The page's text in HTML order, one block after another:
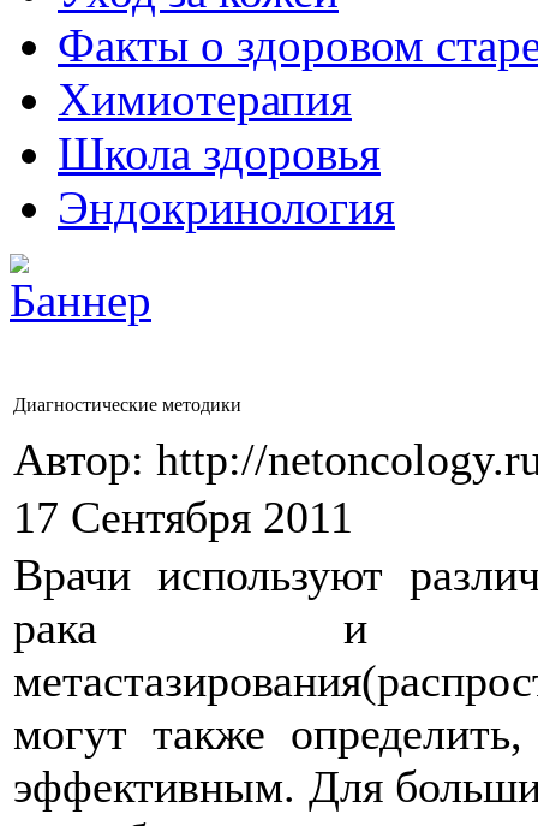
Факты о здоровом
Химиoтерапия
Школа здоровья
Эндокринология
Диагностические методики
Автор: http://
17 Сентября 2011
Врачи используют
рака и
могут также
эффективным. Для